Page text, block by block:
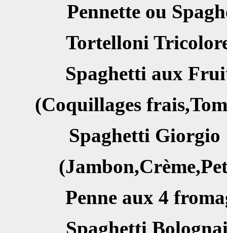
Pennette ou
Tortelloni
Spaghetti aux
(Coquillages
Spaghetti
Penne aux
Spaghetti